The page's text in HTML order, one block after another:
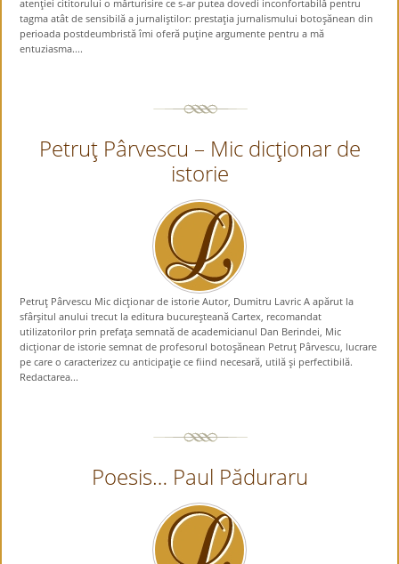
atenţiei cititorului o mărturisire ce s-ar putea dovedi inconfortabilă pentru
tagma atât de sensibilă a jurnaliştilor: prestaţia jurnalismului botoşănean din
perioada postdeumbristă îmi oferă puţine argumente pentru a mă
entuziasma....
Petruţ Pârvescu – Mic dicţionar de
istorie
Petruţ Pârvescu Mic dicţionar de istorie Autor, Dumitru Lavric A apărut la
sfârşitul anului trecut la editura bucureşteană Cartex, recomandat
utilizatorilor prin prefaţa semnată de academicianul Dan Berindei, Mic
dicţionar de istorie semnat de profesorul botoşănean Petruţ Pârvescu, lucrare
pe care o caracterizez cu anticipaţie ce fiind necesară, utilă şi perfectibilă.
Redactarea...
Poesis… Paul Păduraru